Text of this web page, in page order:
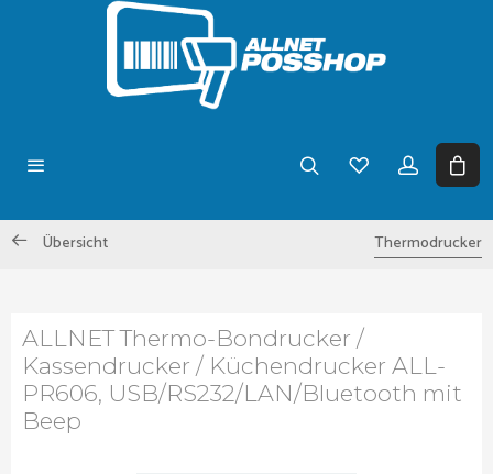
Übersicht Thermodrucker
ALLNET Thermo-Bondrucker /
Kassendrucker / Küchendrucker ALL-
PR606, USB/RS232/LAN/Bluetooth mit
Beep